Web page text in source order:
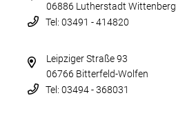
06886 Lutherstadt Wittenberg
Tel: 03491 - 414820
Leipziger Straße 93
06766 Bitterfeld-Wolfen
Tel: 03494 - 368031